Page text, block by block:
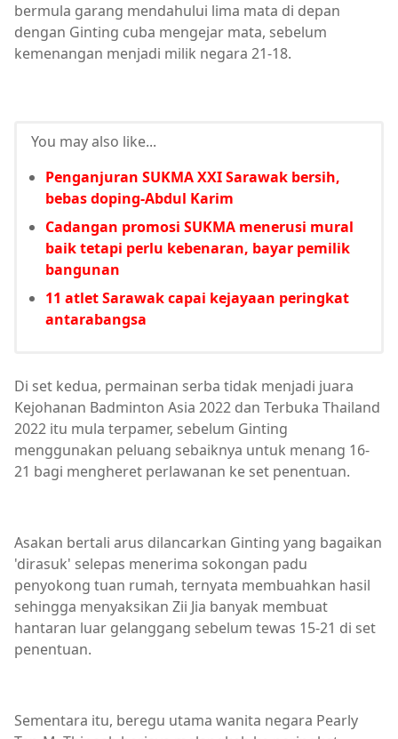
bermula garang mendahului lima mata di depan
dengan Ginting cuba mengejar mata, sebelum
kemenangan menjadi milik negara 21-18.
You may also like...
Penganjuran SUKMA XXI Sarawak bersih,
bebas doping-Abdul Karim
Cadangan promosi SUKMA menerusi mural
baik tetapi perlu kebenaran, bayar pemilik
bangunan
11 atlet Sarawak capai kejayaan peringkat
antarabangsa
Di set kedua, permainan serba tidak menjadi juara
Kejohanan Badminton Asia 2022 dan Terbuka Thailand
2022 itu mula terpamer, sebelum Ginting
menggunakan peluang sebaiknya untuk menang 16-
21 bagi mengheret perlawanan ke set penentuan.
Asakan bertali arus dilancarkan Ginting yang bagaikan
'dirasuk' selepas menerima sokongan padu
penyokong tuan rumah, ternyata membuahkan hasil
sehingga menyaksikan Zii Jia banyak membuat
hantaran luar gelanggang sebelum tewas 15-21 di set
penentuan.
Sementara itu, beregu utama wanita negara Pearly